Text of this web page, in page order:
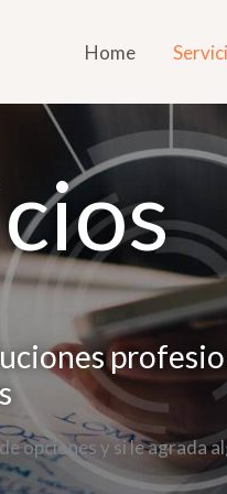
Home
opciones y si le agrada